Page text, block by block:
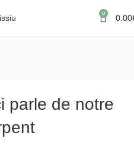
0 0.00
parle de notre